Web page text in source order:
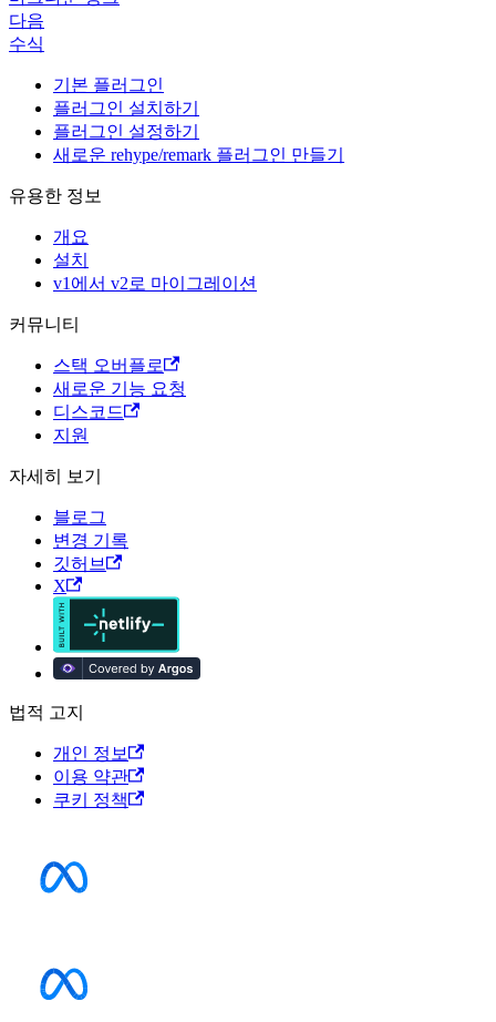
다음
수식
기본 플러그인
플러그인 설치하기
플러그인 설정하기
새로운 rehype/remark 플러그인 만들기
유용한 정보
개요
설치
v1에서 v2로 마이그레이션
커뮤니티
스택 오버플로
새로운 기능 요청
디스코드
지원
자세히 보기
블로그
변경 기록
깃허브
X
법적 고지
개인 정보
이용 약관
쿠키 정책